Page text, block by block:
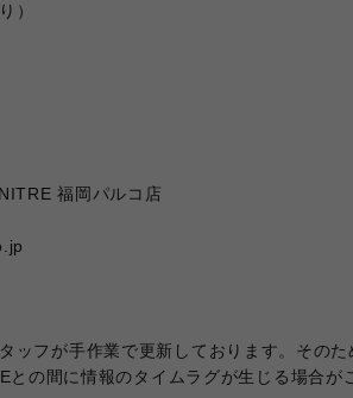
）
福岡パルコ店
ッフが手作業で更新しております。そのた
の間に情報のタイムラグが生じる場合が